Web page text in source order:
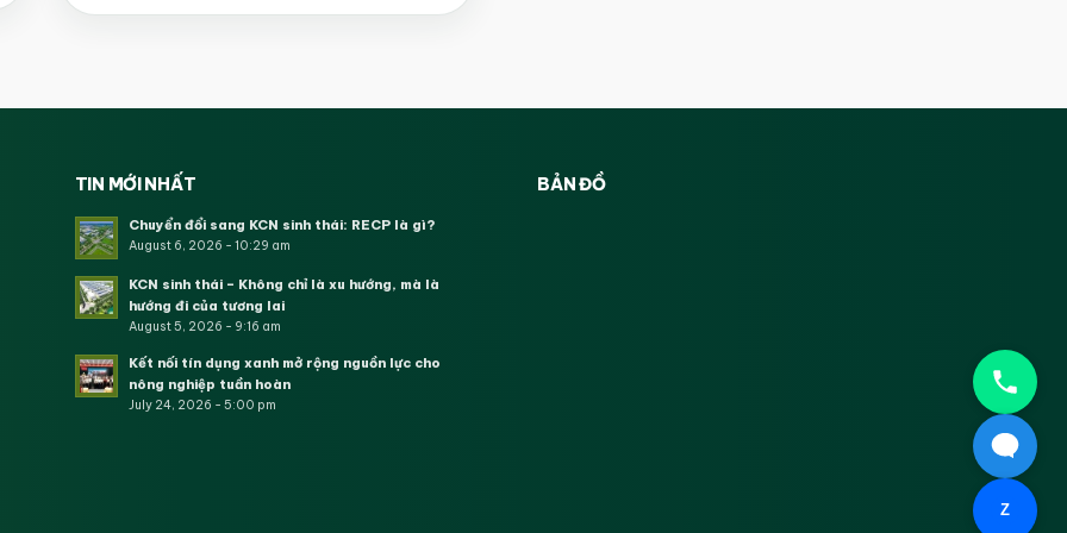
TIN MỚI NHẤT
Chuyển đổi sang KCN sinh thái: RECP là gì?
August 6, 2026 - 10:29 am
KCN sinh thái – Không chỉ là xu hướng, mà là
hướng đi của tương lai
August 5, 2026 - 9:16 am
Kết nối tín dụng xanh mở rộng nguồn lực cho
nông nghiệp tuần hoàn
July 24, 2026 - 5:00 pm
BẢN ĐỒ
Z